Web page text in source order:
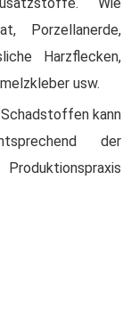
Porzellanerde,
Harzflecken,
usw.
kann
der